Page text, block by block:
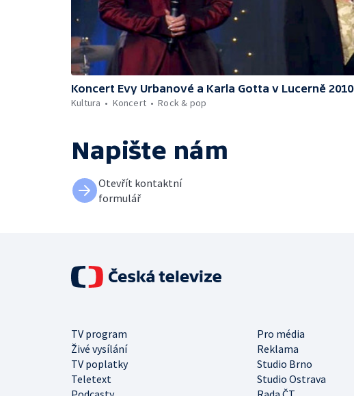
Koncert Evy Urbanové a Karla Gotta v Lucerně 2010
Kultura
Koncert Rock & pop
Napište nám
Otevřít kontaktní
formulář
TV program
Pro média
Živé vysílání
Reklama
TV poplatky
Studio Brno
Teletext
Studio Ostrava